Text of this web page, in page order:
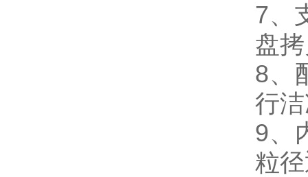
7、
盘
8、
行
9、
粒